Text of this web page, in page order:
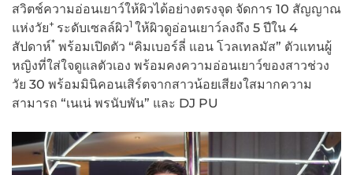
สวิตช์ความอ่อนเยาว์ให้ผิวได้อย่างตรงจุด จัดการ 10 สัญญาณ
แห่งวัย+ ระดับเซลล์ผิว1 ให้ผิวดูอ่อนเยาว์ลงถึง 5 ปีใน 4
สัปดาห์* พร้อมเปิดตัว “คิมเบอร์ลี่ แอน โวลเทลมัส” ตัวแทนผู้
หญิงที่ใส่ใจดูแลตัวเอง พร้อมคงความอ่อนเยาว์ของสาวช่วง
วัย 30 พร้อมมินิคอนเสิร์ตจากสาวน้อยเสียงใสมากความ
สามารถ “เนเน่ พรนับพัน” และ DJ PU